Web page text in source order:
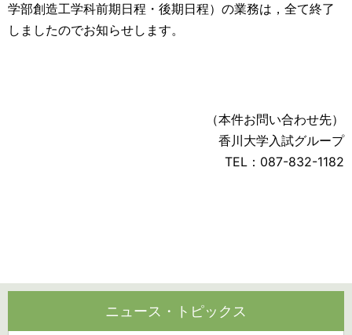
学部創造工学科前期日程・後期日程）の業務は，全て終了
しましたのでお知らせします。
（本件お問い合わせ先）
香川大学入試グループ
TEL：087-832-1182
ニュース・トピックス